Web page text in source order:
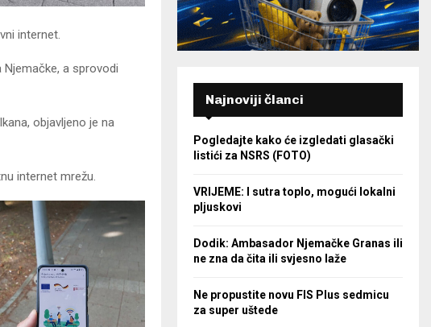
internet.
a sprovodi
objavljeno je na
internet mrežu.
Najnoviji članci
Pogledajte kako će izgledati glasački
listići za NSRS (FOTO)
VRIJEME: I sutra toplo, mogući lokalni
pljuskovi
Dodik: Ambasador Njemačke Granas ili
ne zna da čita ili svjesno laže
Ne propustite novu FIS Plus sedmicu
za super uštede